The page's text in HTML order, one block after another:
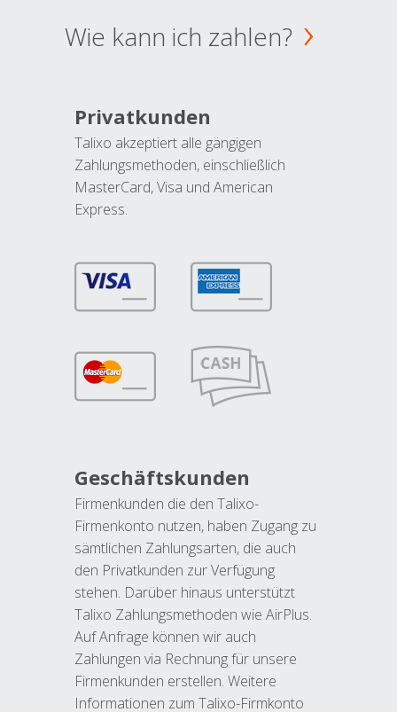
Wie kann ich zahlen?
Privatkunden
Talixo akzeptiert alle gängigen
Zahlungsmethoden, einschließlich
MasterCard, Visa und American
Express.
Geschäftskunden
Firmenkunden die den Talixo-
Firmenkonto nutzen, haben Zugang zu
sämtlichen Zahlungsarten, die auch
den Privatkunden zur Verfügung
stehen. Darüber hinaus unterstützt
Talixo Zahlungsmethoden wie AirPlus.
Auf Anfrage können wir auch
Zahlungen via Rechnung für unsere
Firmenkunden erstellen. Weitere
Informationen zum Talixo-Firmkonto